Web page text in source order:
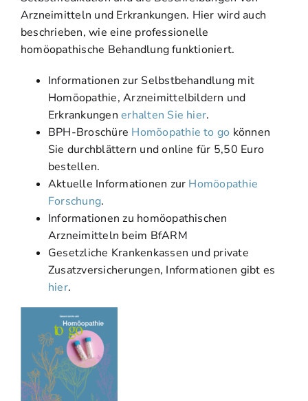
Arzneimitteln und Erkrankungen. Hier wird auch
beschrieben, wie eine professionelle
homöopathische Behandlung funktioniert.
Informationen zur Selbstbehandlung mit
Homöopathie, Arzneimittelbildern und
Erkrankungenerhalten Sie hier.
BPH-Broschüre Homöopathie to go können
Sie durchblättern und online für 5,50 Euro
bestellen.
Aktuelle Informationen zur Homöopathie
Forschung.
Informationen zu homöopathischen
Arzneimitteln beim BfARM
Gesetzliche Krankenkassen und private
Zusatzversicherungen, Informationen gibt es
hier.